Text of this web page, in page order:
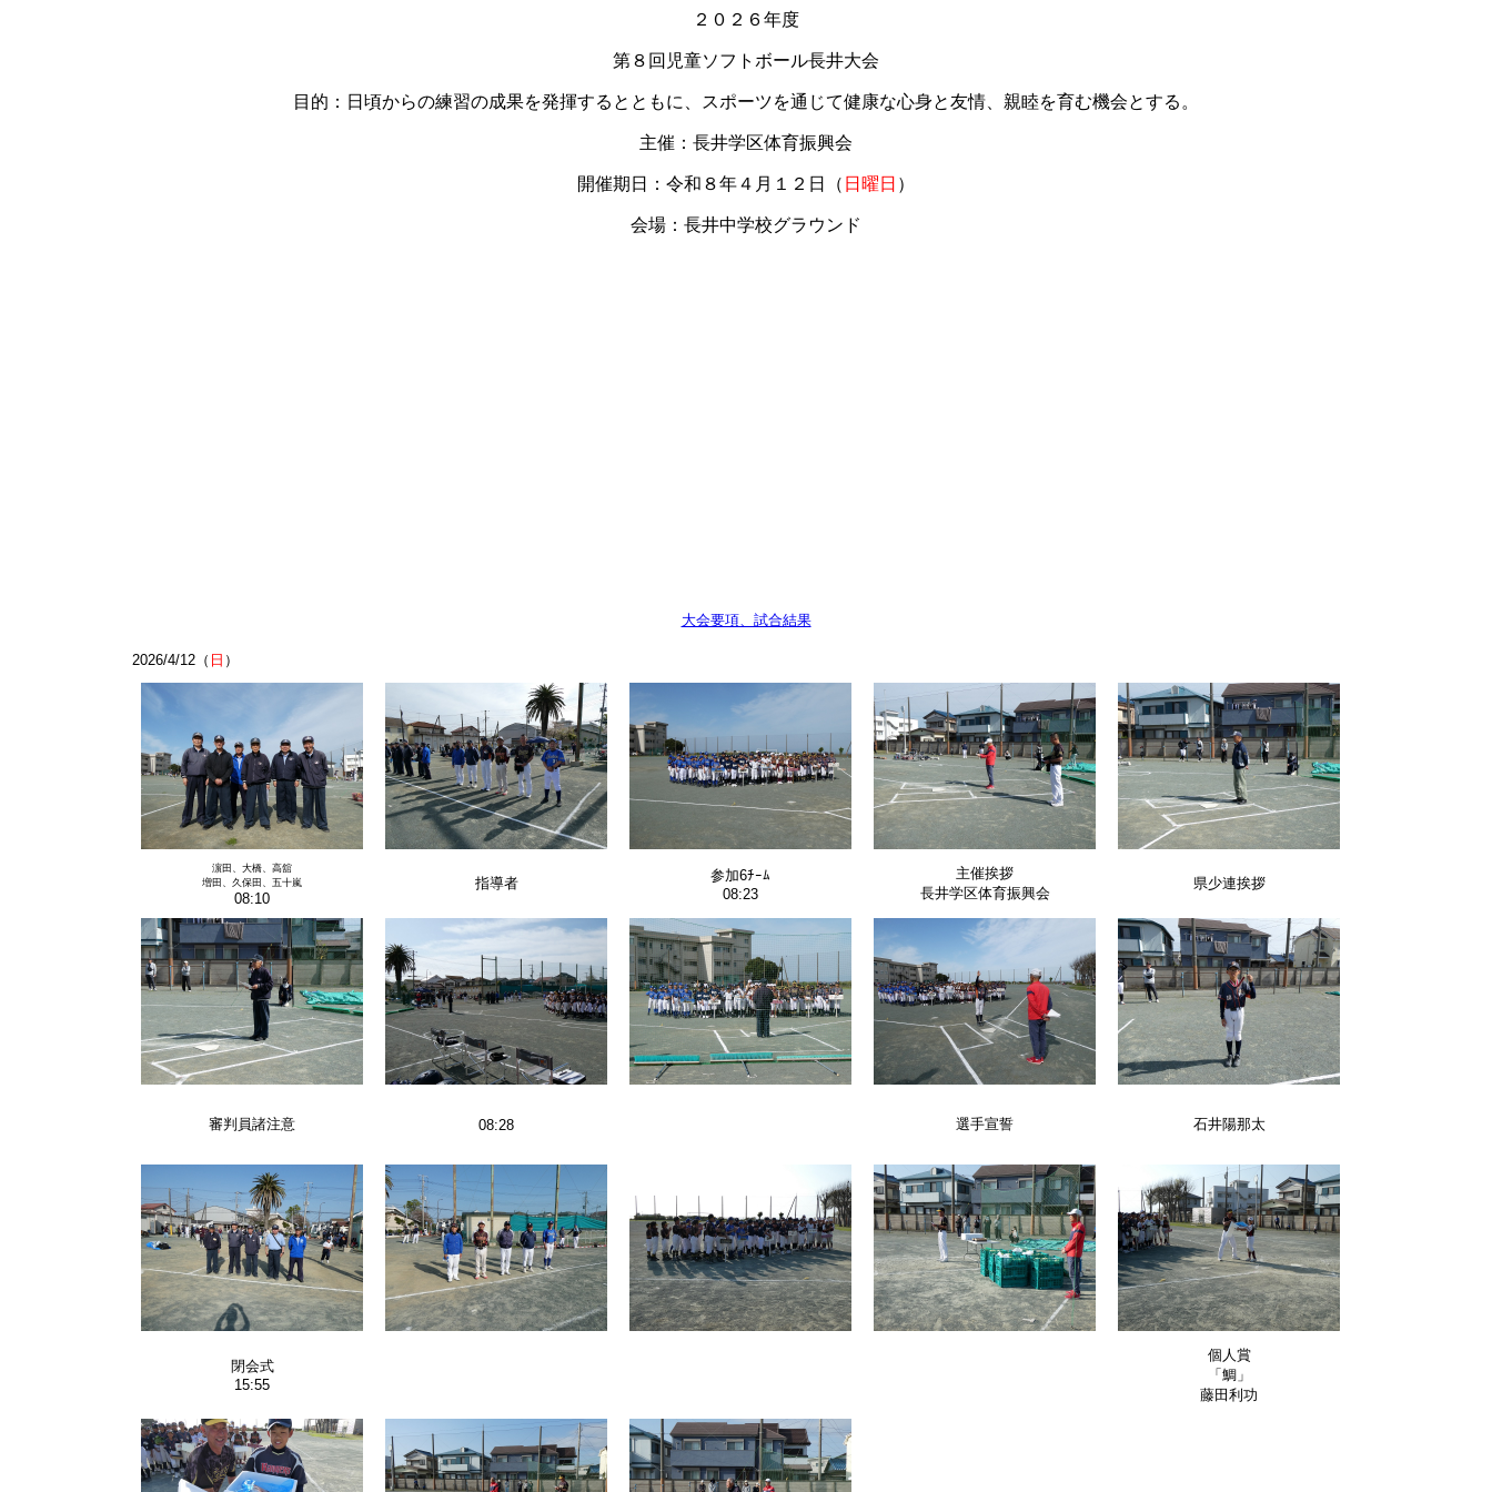
２０２６年度
第８回児童ソフトボール長井大会
目的：日頃からの練習の成果を発揮するとともに、スポーツを通じて健康な心身と友情、親睦を育む機会とする。
主催：長井学区体育振興会
開催期日：令和８年４月１２日（ 日曜日 ）
会場：長井中学校グラウンド
大会要項、試合結果
2026/4/12（ 日 ）
濵田、大橋、高舘
増田、久保田、五十嵐
08:10
指導者
参加6ﾁｰﾑ
08:23
主催挨拶
長井学区体育振興会
県少連挨拶
審判員諸注意 08:28 選手宣誓 石井陽那太
閉会式
15:55
個人賞
「鯛」
藤田利功